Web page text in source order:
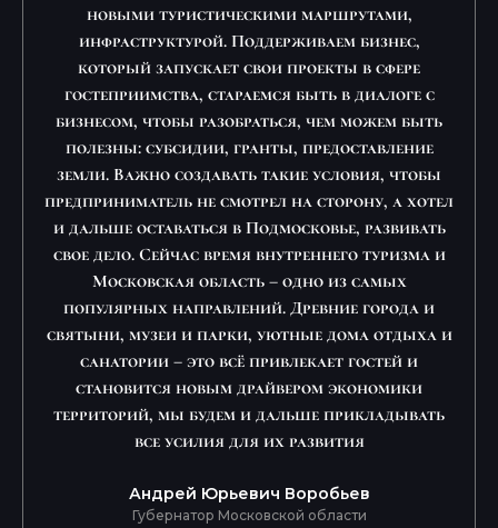
новыми туристическими маршрутами,
инфраструктурой. Поддерживаем бизнес,
который запускает свои проекты в сфере
гостеприимства, стараемся быть в диалоге с
бизнесом, чтобы разобраться, чем можем быть
полезны: субсидии, гранты, предоставление
земли. Важно создавать такие условия, чтобы
предприниматель не смотрел на сторону, а хотел
и дальше оставаться в Подмосковье, развивать
свое дело. Сейчас время внутреннего туризма и
Московская область – одно из самых
популярных направлений. Древние города и
святыни, музеи и парки, уютные дома отдыха и
санатории – это всё привлекает гостей и
становится новым драйвером экономики
территорий, мы будем и дальше прикладывать
все усилия для их развития
Андрей Юрьевич Воробьев
Губернатор Московской области